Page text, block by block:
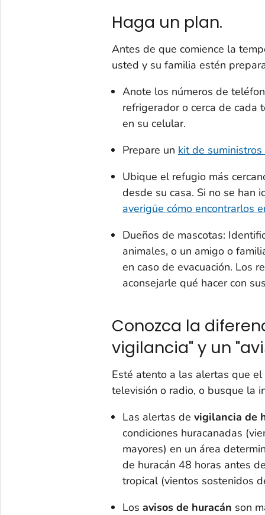
Haga un plan.
Antes de que comience la
usted y su familia estén
Anote los números de
refrigerador o cerca de cada
en su celular.
Prepare un kit de
Ubique el refugio más
desde su casa. Si no se han
averigüe cómo encontrarlos
Dueños de mascotas:
animales, o un amigo o
en caso de evacuación. Los
aconsejarle qué hacer con
Conozca la
vigilancia" y un
Esté atento a las alertas que
televisión o radio, o busque la
Las alertas de vigilancia de
condiciones huracanadas
mayores) en un área
de huracán 48 horas antes
tropical (vientos sostenidos
Los avisos de huracán son